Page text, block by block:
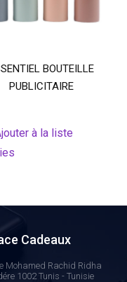
BOUTEILLE
PUBLICITAIRE
à la liste
Cadeaux
Mohamed Rachid Ridha
1002 Tunis - Tunisie